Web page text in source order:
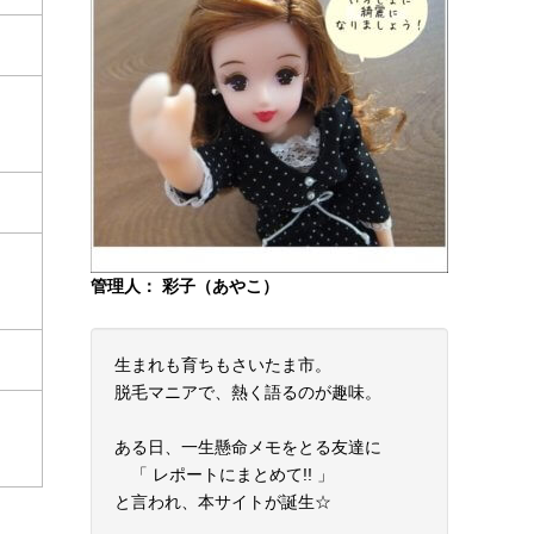
管理人： 彩子（あやこ）
生まれも育ちもさいたま市。
脱毛マニアで、熱く語るのが趣味。
ある日、一生懸命メモをとる友達に
「 レポートにまとめて!! 」
と言われ、本サイトが誕生☆